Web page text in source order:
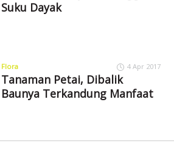
Suku Dayak
Flora 4 Apr 2017
Tanaman Petai, Dibalik
Baunya Terkandung Manfaat